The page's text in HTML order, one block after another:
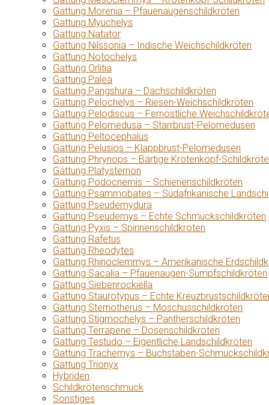
Gattung Morenia – Pfauenaugenschildkröten
Gattung Myuchelys
Gattung Natator
Gattung Nilssonia – Indische Weichschildkröten
Gattung Notochelys
Gattung Orlitia
Gattung Palea
Gattung Pangshura – Dachschildkröten
Gattung Pelochelys – Riesen-Weichschildkröten
Gattung Pelodiscus – Fernöstliche
Gattung Pelomedusa – Starrbrust-Pelomedusen
Gattung Peltocephalus
Gattung Pelusios – Klappbrust-Pelomedusen
Gattung Phrynops – Bärtige Krötenkopf-
Gattung Platysternon
Gattung Podocnemis – Schienenschildkröten
Gattung Psammobates – Südafrikanische
Gattung Pseudemydura
Gattung Pseudemys – Echte Schmuckschildkröten
Gattung Pyxis – Spinnenschildkröten
Gattung Rafetus
Gattung Rheodytes
Gattung Rhinoclemmys – Amerikanische
Gattung Sacalia – Pfauenaugen-Sumpfschildkröten
Gattung Siebenrockiella
Gattung Staurotypus – Echte
Gattung Sternotherus – Moschusschildkröten
Gattung Stigmochelys – Pantherschildkröten
Gattung Terrapene – Dosenschildkröten
Gattung Testudo – Eigentliche Landschildkröten
Gattung Trachemys – Buchstaben-
Gattung Trionyx
Hybriden
Schildkrötenschmuck
Sonstiges